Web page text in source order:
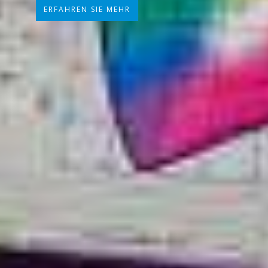
ERFAHREN SIE MEHR
ERFAHREN SIE MEHR